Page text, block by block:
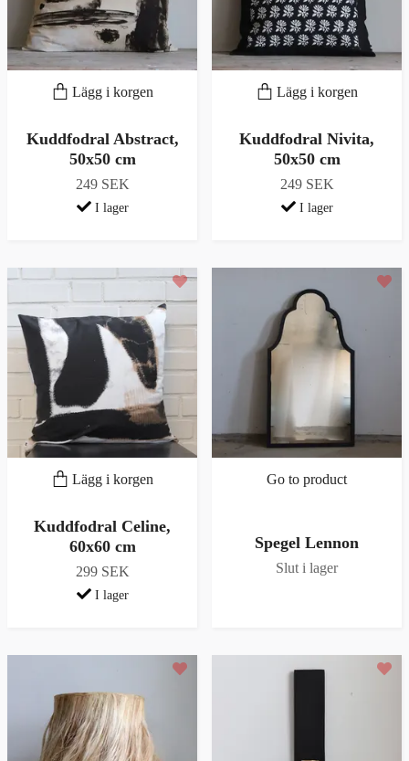
Lägg i korgen
Kuddfodral Abstract,
50x50 cm
249 SEK
I lager
Lägg i korgen
Kuddfodral Nivita,
50x50 cm
249 SEK
I lager
Lägg i korgen
Kuddfodral Celine,
60x60 cm
299 SEK
I lager
Go to product
Spegel Lennon
Slut i lager